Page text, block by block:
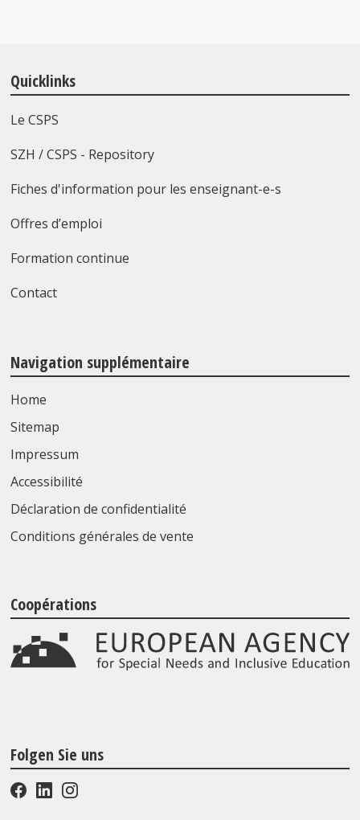
Quicklinks
Le CSPS
SZH / CSPS - Repository
Fiches d'information pour les enseignant-e-s
Offres d’emploi
Formation continue
Contact
Navigation supplémentaire
Home
Sitemap
Impressum
Accessibilité
Déclaration de confidentialité
Conditions générales de vente
Coopérations
Folgen Sie uns